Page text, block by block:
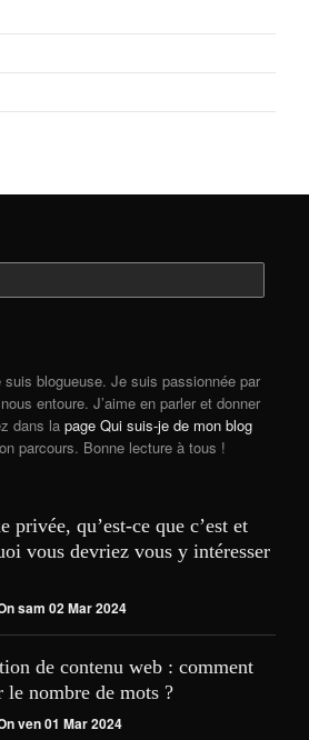
blogueuse. Je suis passionnée par
entoure. J’aime en parler et donner
dans la page Qui suis-je de mon blog
parcours. Bonne lecture à tous !
privée, qu’est-ce que c’est et
vous devriez vous y intéresser
sam 02 Mar 2024
de contenu web : comment
le nombre de mots ?
ven 01 Mar 2024